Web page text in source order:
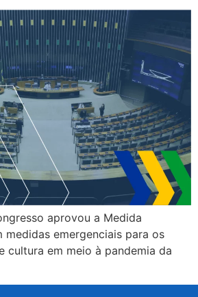
aprovou a Medida
medidas emergenciais para os
cultura em meio à pandemia da